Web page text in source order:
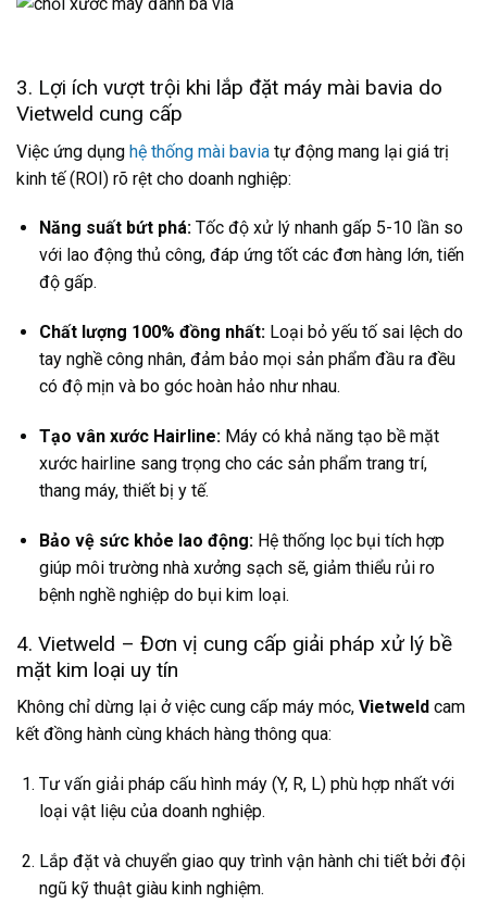
3. Lợi ích vượt trội khi lắp đặt máy mài bavia do
Vietweld cung cấp
Việc ứng dụng hệ thống mài bavia tự động mang lại giá trị
kinh tế (ROI) rõ rệt cho doanh nghiệp:
Năng suất bứt phá:Tốc độ xử lý nhanh gấp 5-10 lần so
với lao động thủ công, đáp ứng tốt các đơn hàng lớn, tiến
độ gấp.
Chất lượng 100% đồng nhất:Loại bỏ yếu tố sai lệch do
tay nghề công nhân, đảm bảo mọi sản phẩm đầu ra đều
có độ mịn và bo góc hoàn hảo như nhau.
Tạo vân xước Hairline:Máy có khả năng tạo bề mặt
xước hairline sang trọng cho các sản phẩm trang trí,
thang máy, thiết bị y tế.
Bảo vệ sức khỏe lao động:Hệ thống lọc bụi tích hợp
giúp môi trường nhà xưởng sạch sẽ, giảm thiểu rủi ro
bệnh nghề nghiệp do bụi kim loại.
4. Vietweld – Đơn vị cung cấp giải pháp xử lý bề
mặt kim loại uy tín
Không chỉ dừng lại ở việc cung cấp máy móc, Vietweld cam
kết đồng hành cùng khách hàng thông qua:
Tư vấn giải pháp cấu hình máy (Y, R, L) phù hợp nhất với
loại vật liệu của doanh nghiệp.
Lắp đặt và chuyển giao quy trình vận hành chi tiết bởi đội
ngũ kỹ thuật giàu kinh nghiệm.